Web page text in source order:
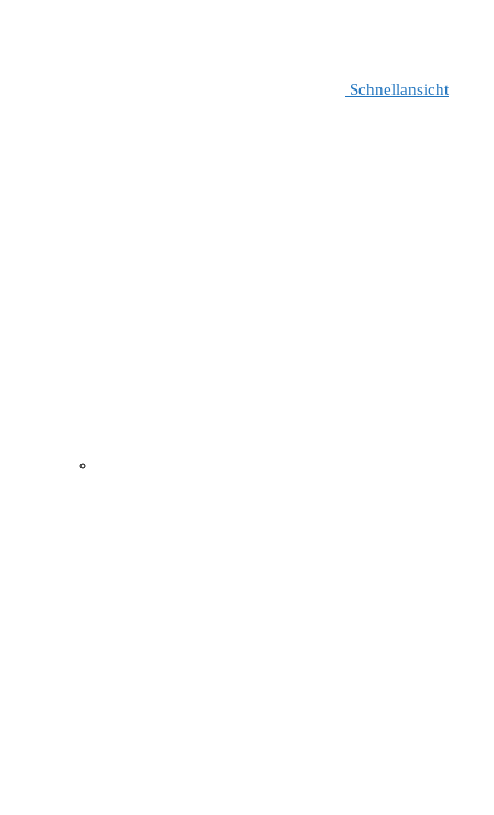
Schnellansicht